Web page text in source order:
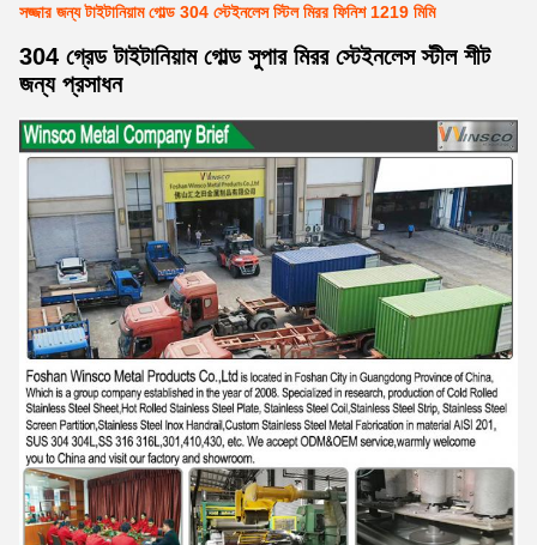
সজ্জার জন্য টাইটানিয়াম গোল্ড 304 স্টেইনলেস স্টিল মিরর ফিনিশ 1219 মিমি
304 গ্রেড টাইটানিয়াম গোল্ড সুপার মিরর স্টেইনলেস স্টীল শীট
জন্য প্রসাধন